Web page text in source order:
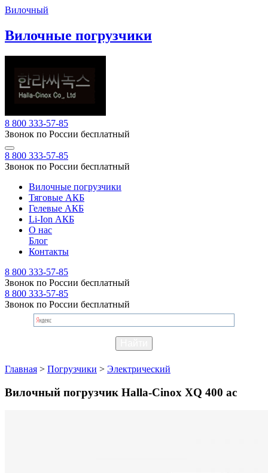
Вилочный
Вилочные погрузчики
8 800 333-57-85
Звонок по России бесплатный
8 800 333-57-85
Звонок по России бесплатный
Вилочные погрузчики
Тяговые АКБ
Гелевые АКБ
Li-Ion АКБ
О нас
Блог
Контакты
8 800 333-57-85
Звонок по России бесплатный
8 800 333-57-85
Звонок по России бесплатный
Главная > Погрузчики > Электрический
Вилочный погрузчик Halla-Cinox XQ 400 ac